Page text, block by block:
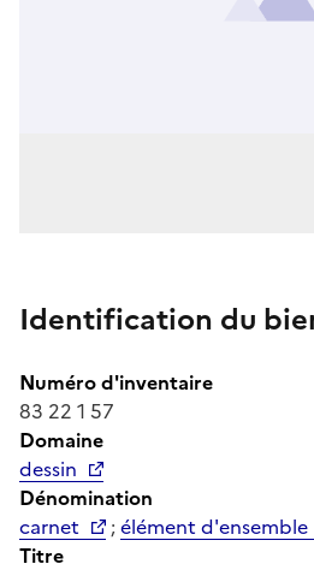
Identification du
Numéro d'inventaire
83 22 1 57
Domaine
dessin
Dénomination
carnet
;élément d'ensemble
Titre